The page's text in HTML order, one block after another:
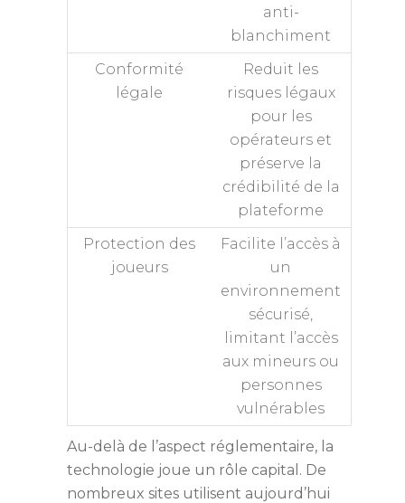
anti-
blanchiment
Conformité
légale
Reduit les
risques légaux
pour les
opérateurs et
préserve la
crédibilité de la
plateforme
Protection des
joueurs
Facilite l’accès à
un
environnement
sécurisé,
limitant l’accès
aux mineurs ou
personnes
vulnérables
Au-delà de l’aspect réglementaire, la
technologie joue un rôle capital. De
nombreux sites utilisent aujourd’hui